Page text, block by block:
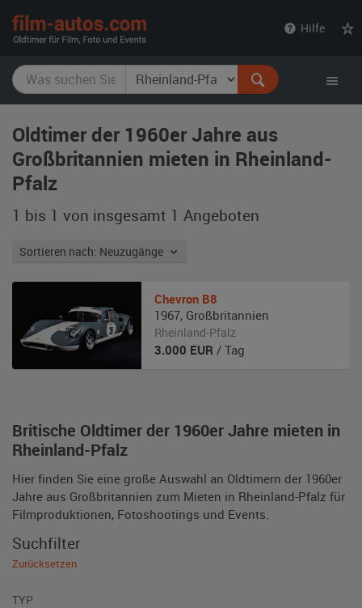
Hilfe
Oldtimer der 1960er Jahre aus
Großbritannien mieten in Rheinland-
Pfalz
1 bis 1 von insgesamt 1 Angeboten
Sortieren nach: Neuzugänge
Britische Oldtimer der 1960er Jahre mieten in
Rheinland-Pfalz
Hier finden Sie eine große Auswahl an Oldtimern der 1960er
Jahre aus Großbritannien zum Mieten in Rheinland-Pfalz für
Filmproduktionen, Fotoshootings und Events.
Chevron B8
1967, Großbritannien
Rheinland-Pfalz
3.000 EUR / Tag
Suchfilter
Zurücksetzen
TYP